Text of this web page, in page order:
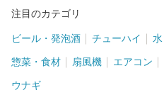
注目のカテゴリ
ビール・発泡酒 チューハイ 水
惣菜・食材 扇風機 エアコン
ウナギ